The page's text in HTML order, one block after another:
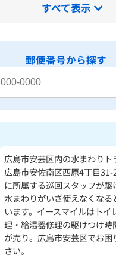
すべて表示
郵便番号から探す
広島市安芸区内の水まわり
広島市安佐南区西原4丁目
に所属する巡回スタッフが駆
水まわりがいざ使えなくなる
います。イースマイルはトイ
理・給湯器修理の駆けつけ時
が売り。広島市安芸区でお
さい。